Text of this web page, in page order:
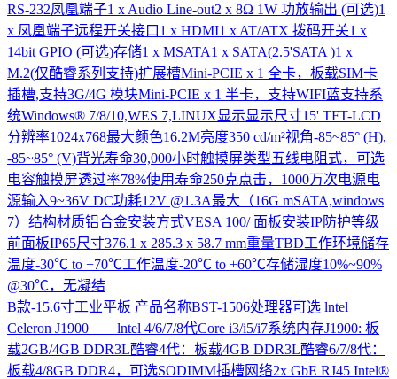
RS-232凤凰端子1 x Audio Line-out2 x 8Ω 1W 功放输出 (可选)1
x 凤凰端子远程开关接口1 x HDMI1 x AT/ATX 拨码开关1 x
14bit GPIO (可选)存储1 x MSATA1 x SATA(2.5'SATA )1 x
M.2(仅酷睿系列支持)扩展槽Mini-PCIE x 1 全卡，板载SIM卡
插槽,支持3G/4G 模块Mini-PCIE x 1 半卡，支持WIFI蓝支持系
统Windows® 7/8/10,WES 7,LINUX显示显示尺寸15' TFT-LCD
分辨率1024x768最大颜色16.2M亮度350 cd/m²视角-85~85° (H),
-85~85° (V)背光寿命30,000小时触摸屏类型五线电阻式，可选
电容触摸屏透过率78%使用寿命250克点击，1000万次电源电
源输入9~36V DC功耗12V @1.3A最大（16G mSATA,windows
7）结构材质铝合金安装方式VESA 100/ 面板安装IP防护等级
前面板IP65尺寸376.1 x 285.3 x 58.7 mm重量TBD工作环境储存
温度-30℃ to +70℃工作温度-20℃ to +60℃存储湿度10%~90%
@30℃，无凝结
B款-15.6寸工业平板 产品名称BST-1506处理器可选 lntel
Celeron J1900 lntel 4/6/7/8代Core i3/i5/i7系统内存J1900: 板
载2GB/4GB DDR3L酷睿4代：板载4GB DDR3L酷睿6/7/8代：
板载4/8GB DDR4，可选SODIMM插槽网络2x GbE RJ45 Intel®